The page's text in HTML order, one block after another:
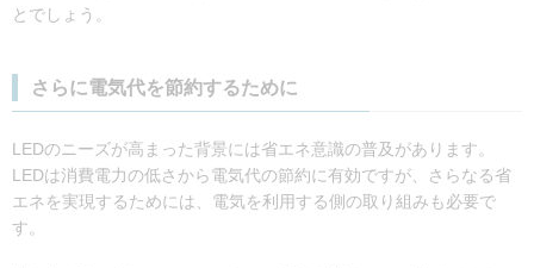
とでしょう。
さらに電気代を節約するために
LEDのニーズが高まった背景には省エネ意識の普及があります。
LEDは消費電力の低さから電気代の節約に有効ですが、さらなる省
エネを実現するためには、電気を利用する側の取り組みも必要で
す。